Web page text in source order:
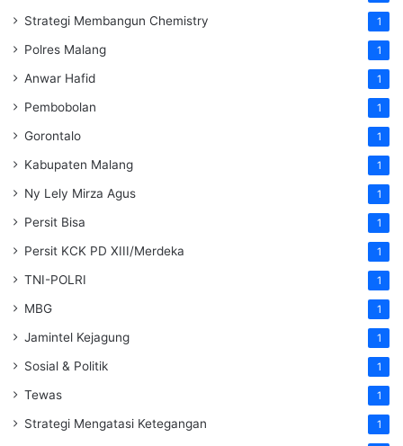
Strategi Membangun Chemistry 1
Polres Malang 1
Anwar Hafid 1
Pembobolan 1
Gorontalo 1
Kabupaten Malang 1
Ny Lely Mirza Agus 1
Persit Bisa 1
Persit KCK PD XIII/Merdeka 1
TNI-POLRI 1
MBG 1
Jamintel Kejagung 1
Sosial & Politik 1
Tewas 1
Strategi Mengatasi Ketegangan 1